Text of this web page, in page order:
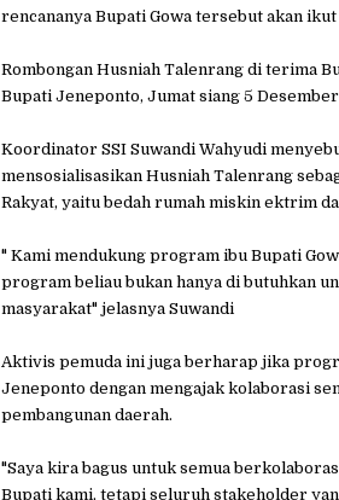
rencananya Bupati Gowa tersebut akan ikut
Rombongan Husniah Talenrang di terima
Bupati Jeneponto, Jumat siang 5
Koordinator SSI Suwandi Wahyudi
mensosialisasikan Husniah Talenrang
Rakyat, yaitu bedah rumah miskin ektrim
" Kami mendukung program ibu Bupati
program beliau bukan hanya di butuhkan
masyarakat" jelasnya Suwandi
Aktivis pemuda ini juga berharap jika
Jeneponto dengan mengajak kolaborasi
pembangunan daerah.
"Saya kira bagus untuk semua
Bupati kami, tetapi seluruh stakeholder